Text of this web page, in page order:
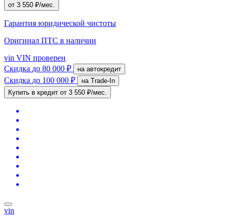
от 3 550 ₽/мес.
Гарантия юридической чистоты
Оригинал ПТС в наличии
vin VIN проверен
Скидка до 80 000 ₽ на автокредит
Скидка до 100 000 ₽
на Trade-In
Купить в кредит от 3 550 ₽/мес.
vin